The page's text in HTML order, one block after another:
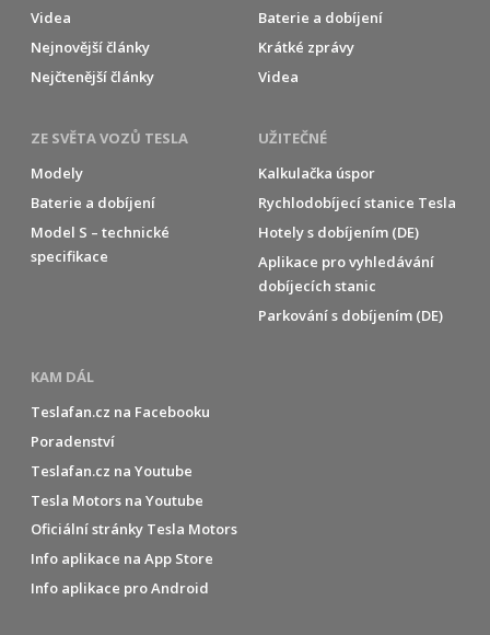
Videa
Nejnovější články
Nejčtenější články
Baterie a dobíjení
Krátké zprávy
Videa
ZE SVĚTA VOZŮ TESLA
Modely
Baterie a dobíjení
Model S – technické
specifikace
UŽITEČNÉ
Kalkulačka úspor
Rychlodobíjecí stanice Tesla
Hotely s dobíjením (DE)
Aplikace pro vyhledávání
dobíjecích stanic
Parkování s dobíjením (DE)
KAM DÁL
Teslafan.cz na Facebooku
Poradenství
Teslafan.cz na Youtube
Tesla Motors na Youtube
Oficiální stránky Tesla Motors
Info aplikace na App Store
Info aplikace pro Android